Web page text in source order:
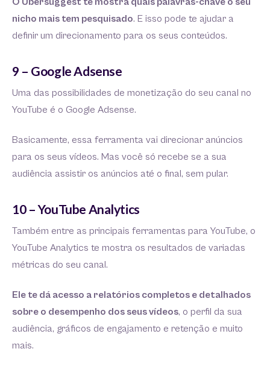
nicho mais tem pesquisado. E isso pode te ajudar a
definir um direcionamento para os seus conteúdos.
9 – Google Adsense
Uma das possibilidades de monetização do seu canal no
YouTube é o Google Adsense.
Basicamente, essa ferramenta vai direcionar anúncios
para os seus vídeos. Mas você só recebe se a sua
audiência assistir os anúncios até o final, sem pular.
10 – YouTube Analytics
Também entre as principais ferramentas para YouTube, o
YouTube Analytics te mostra os resultados de variadas
métricas do seu canal.
Ele te dá acesso a relatórios completos e detalhados
sobre o desempenho dos seus vídeos, o perfil da sua
audiência, gráficos de engajamento e retenção e muito
mais.